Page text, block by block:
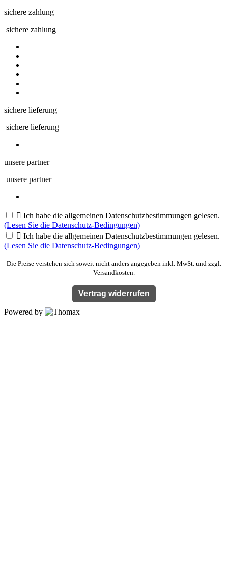
sichere zahlung
sichere zahlung
sichere lieferung
sichere lieferung
unsere partner
unsere partner
 Ich habe die allgemeinen Datenschutzbestimmungen gelesen.
(Lesen Sie die Datenschutz-Bedingungen)
 Ich habe die allgemeinen Datenschutzbestimmungen gelesen.
(Lesen Sie die Datenschutz-Bedingungen)
Die Preise verstehen sich soweit nicht anders angegeben inkl. MwSt. und zzgl.
Versandkosten.
Vertrag widerrufen
Powered by